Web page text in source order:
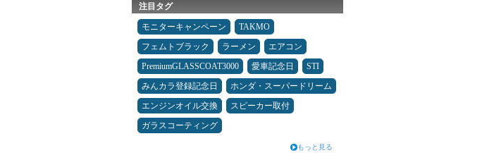
注目タグ
モニターキャンペーン
TAKMO
フェムトブラック
ラーメン
エアコン
PremiumGLASSCOAT3000
愛車記念日
STI
みんカラ登録記念日
ホンダ・スーパードリーム
エンジンオイル交換
スピーカー取付
ガラスコーティング
もっと見る